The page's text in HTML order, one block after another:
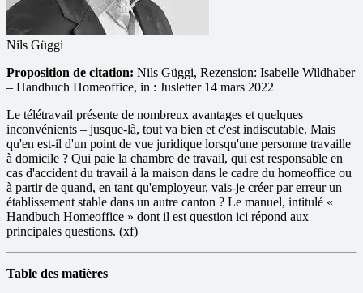
Nils Güggi
Proposition de citation: Nils Güggi, Rezension: Isabelle Wildhaber
– Handbuch Homeoffice, in : Jusletter 14 mars 2022
Le télétravail présente de nombreux avantages et quelques
inconvénients – jusque-là, tout va bien et c'est indiscutable. Mais
qu'en est-il d'un point de vue juridique lorsqu'une personne travaille
à domicile ? Qui paie la chambre de travail, qui est responsable en
cas d'accident du travail à la maison dans le cadre du homeoffice ou
à partir de quand, en tant qu'employeur, vais-je créer par erreur un
établissement stable dans un autre canton ? Le manuel, intitulé «
Handbuch Homeoffice » dont il est question ici répond aux
principales questions. (xf)
Table des matières